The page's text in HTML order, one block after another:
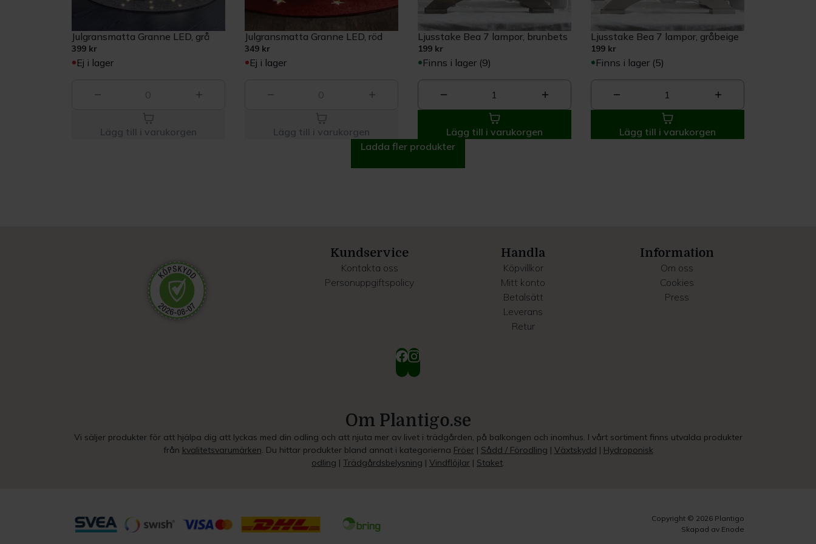
Julgransmatta Granne LED, grå
399 kr
Ej i lager
0
Lägg till i varukorgen
Julgransmatta Granne LED, röd
349 kr
Ej i lager
0
Lägg till i varukorgen
Ljusstake Bea 7 lampor, brunbets
199 kr
Finns i lager (9)
1
Lägg till i varukorgen
Ljusstake Bea 7 lampor, gråbeige
199 kr
Finns i lager (5)
1
Lägg till i varukorgen
Ladda fler produkter
Kundservice
Kontakta oss
Personuppgiftspolicy
Handla
Köpvillkor
Mitt konto
Betalsätt
Leverans
Retur
Information
Om oss
Cookies
Press
Om Plantigo.se
Vi säljer produkter för att hjälpa dig att lyckas med din odling och att njuta mer av livet i trädgården, på balkongen och inomhus. I vårt sortiment finns utvalda produkter
från kvalitetsvarumärken. Du hittar produkter bland annat i kategorierna Fröer| Sådd / Förodling | Växtskydd | Hydroponisk
odling | Trädgårdsbelysning | Vindflöjlar | Staket.
Copyright © 2026 Plantigo
Skapad av Enode